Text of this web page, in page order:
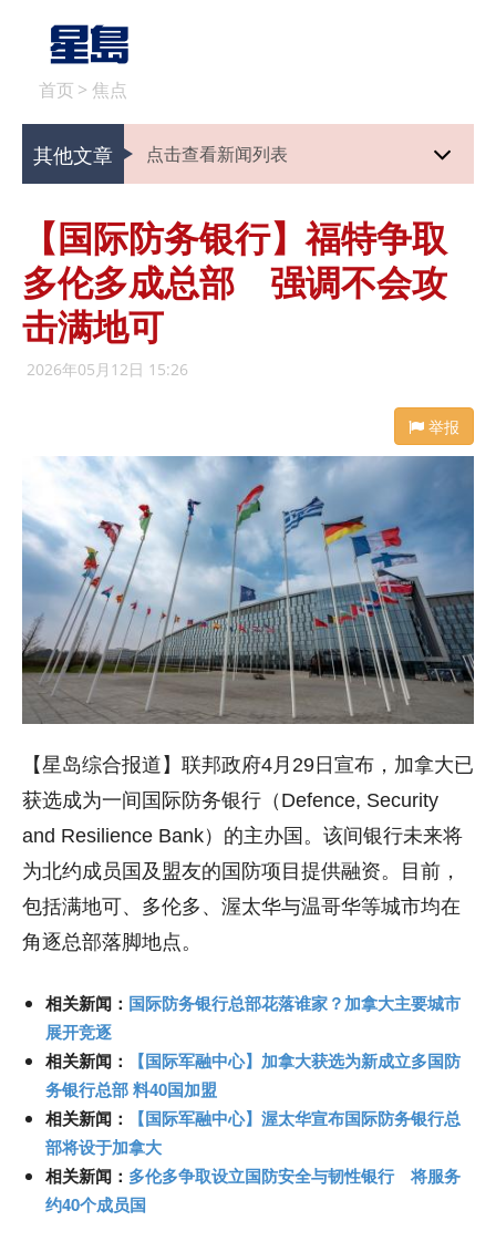
首页 > 焦点
其他文章 点击查看新闻列表
【国际防务银行】福特争取
多伦多成总部 强调不会攻
击满地可
2026年05月12日 15:26
举报
【星岛综合报道】联邦政府4月29日宣布，加拿大已
获选成为一间国际防务银行（Defence, Security
and Resilience Bank）的主办国。该间银行未来将
为北约成员国及盟友的国防项目提供融资。目前，
包括满地可、多伦多、渥太华与温哥华等城市均在
角逐总部落脚地点。
相关新闻： 国际防务银行总部花落谁家？加拿大主要城市
展开竞逐
相关新闻： 【国际军融中心】加拿大获选为新成立多国防
务银行总部 料40国加盟
相关新闻： 【国际军融中心】渥太华宣布国际防务银行总
部将设于加拿大
相关新闻： 多伦多争取设立国防安全与韧性银行 将服务
约40个成员国